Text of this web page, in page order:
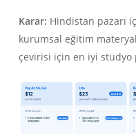
Karar: Hindistan pazarı
kurumsal eğitim
çevirisi için en iyi stüdyo